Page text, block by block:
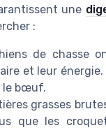
une
:
de chasse
et leur
le bœuf.
grasses
que les